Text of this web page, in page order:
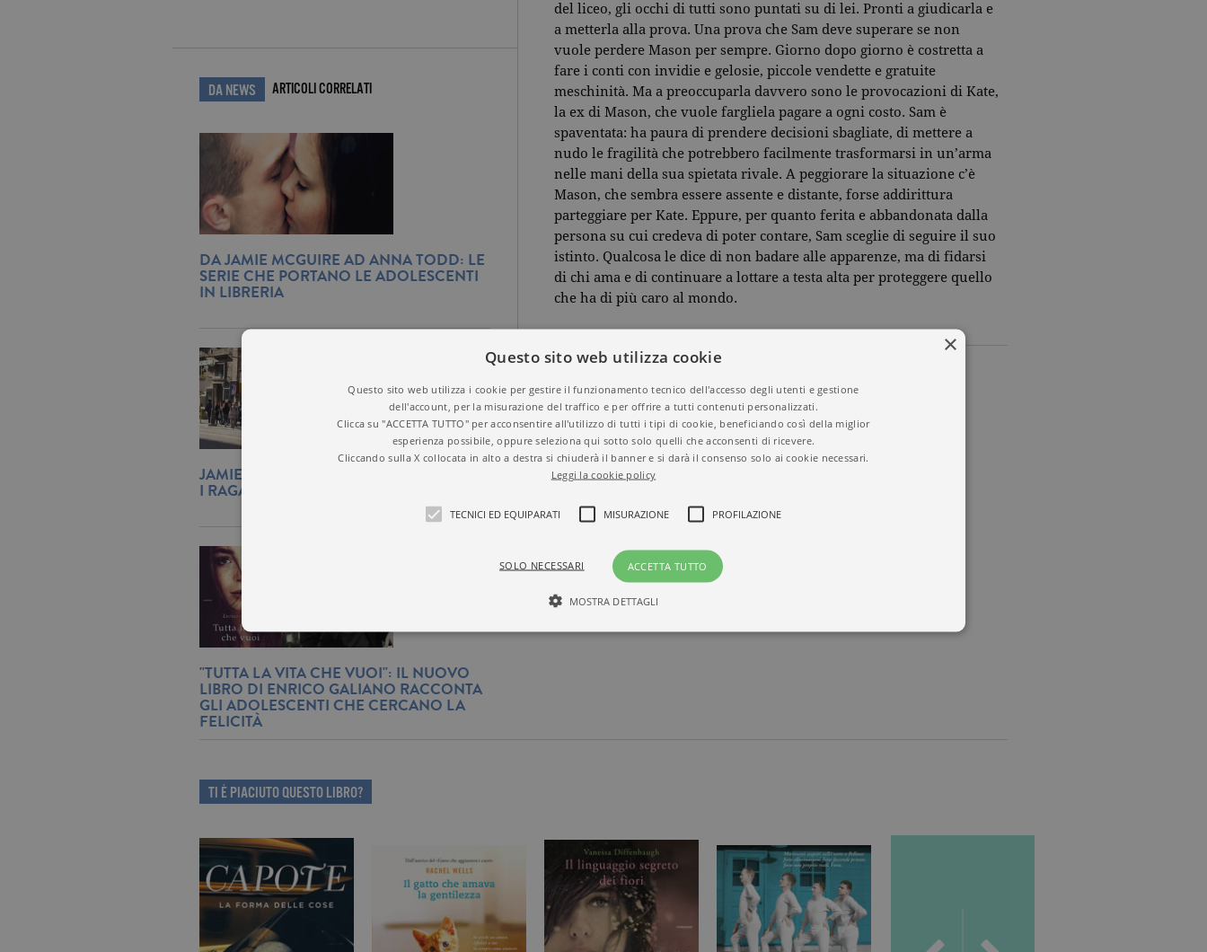
del liceo, gli occhi di tutti sono puntati su di lei. Pronti a giudicarla e
a metterla alla prova. Una prova che Sam deve superare se non
vuole perdere Mason per sempre. Giorno dopo giorno è costretta a
fare i conti con invidie e gelosie, piccole vendette e gratuite
meschinità. Ma a preoccuparla davvero sono le provocazioni di Kate,
la ex di Mason, che vuole fargliela pagare a ogni costo. Sam è
spaventata: ha paura di prendere decisioni sbagliate, di mettere a
nudo le fragilità che potrebbero facilmente trasformarsi in un’arma
nelle mani della sua spietata rivale. A peggiorare la situazione c’è
Mason, che sembra essere assente e distante, forse addirittura
parteggiare per Kate. Eppure, per quanto ferita e abbandonata dalla
persona su cui credeva di poter contare, Sam sceglie di seguire il suo
istinto. Qualcosa le dice di non badare alle apparenze, ma di fidarsi
di chi ama e di continuare a lottare a testa alta per proteggere quello
che ha di più caro al mondo.
Titolo
Finalmente con te
ISBN
9788811014393
Autore
Casa Editrice
Dettagli
288 pagine, Brossura
Prezzo di questa
5,90€
DA NEWS ARTICOLI CORRELATI
DA JAMIE MCGUIRE AD ANNA TODD: LE
SERIE CHE PORTANO LE ADOLESCENTI
IN LIBRERIA
JAMIE MCGUIRE, LA SCRITTRICE PER CUI
I RAGAZZI FANNO LA CODA IN LIBRERIA
"TUTTA LA VITA CHE VUOI": IL NUOVO
LIBRO DI ENRICO GALIANO RACCONTA
GLI ADOLESCENTI CHE CERCANO LA
FELICITÀ
TI È PIACIUTO QUESTO LIBRO?
×
Questo sito web utilizza cookie
Questo sito web utilizza i cookie per gestire il funzionamento tecnico dell'accesso degli utenti e gestione
dell'account, per la misurazione del traffico e per offrire a tutti contenuti personalizzati.
Clicca su "ACCETTA TUTTO" per acconsentire all'utilizzo di tutti i tipi di cookie, beneficiando così della miglior
esperienza possibile, oppure seleziona qui sotto solo quelli che acconsenti di ricevere.
Cliccando sulla X collocata in alto a destra si chiuderà il banner e si darà il consenso solo ai cookie necessari.
Leggi la cookie policy
TECNICI ED EQUIPARATI MISURAZIONE PROFILAZIONE
ACCETTA TUTTO
SOLO NECESSARI
MOSTRA DETTAGLI
I cookie tecnici sono strettamente necessari, consentono la funzionalità del sito Web principale come l'accesso degli utenti e la gestione
_gid
_gat
Questo nome di cookie è associato a Google Universal Analytics, secondo la
documentazione viene utilizzato per limitare la frequenza delle richieste, limitando la
raccolta di dati su siti ad alto traffico.
current_url
.garzanti.it Sessione
Questo cookie viene utilizzato per verificare la pagina corrente visualizzata.
_gat_UA-16356920-1
1 minuto
Si tratta di un cookie di tipo pattern impostato da Google Analytics, in cui l'elemento
pattern sul nome contiene il numero identificativo univoco dell'account o del sito Web a
cui si riferisce. È una variazione del cookie _gat che viene utilizzato per limitare la quantità